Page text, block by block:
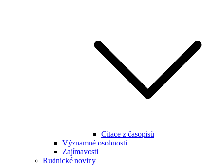
Citace z časopisů
Významné osobnosti
Zajímavosti
Rudnické noviny